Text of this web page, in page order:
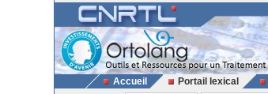
Accueil Portail lexical